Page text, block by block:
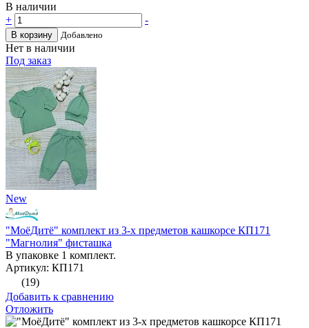
В наличии
+
-
В корзину Добавлено
Нет в наличии
Под заказ
New
"МоёДитё" комплект из 3-х предметов кашкорсе КП171
"Магнолия" фисташка
В упаковке 1 комплект.
Артикул: КП171
(19)
Добавить к сравнению
Отложить